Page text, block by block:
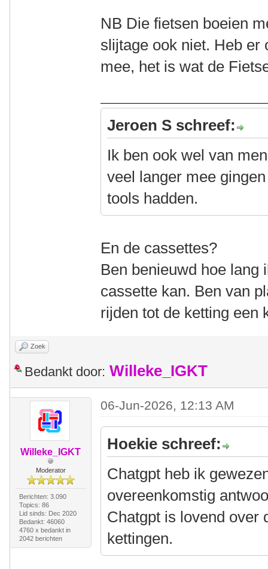
NB Die fietsen boeien
slijtage ook niet. Heb er
mee, het is wat de
Jeroen S schreef:
Ik ben ook wel van
veel langer mee
tools hadden.
En de cassettes?
Ben benieuwd hoe lang
cassette kan. Ben van
rijden tot de ketting een
Zoek
Bedankt door: Willeke_IGKT
Willeke_IGKT
Moderator
Berichten: 3.090
Topics: 86
Lid sinds: Dec 2020
Bedankt: 46060
4760 x bedankt in
2042 berichten
06-Jun-2026, 12:13 AM
Hoekie schreef:
Chatgpt heb ik
overeenkomstig
Chatgpt is lovend over
kettingen.